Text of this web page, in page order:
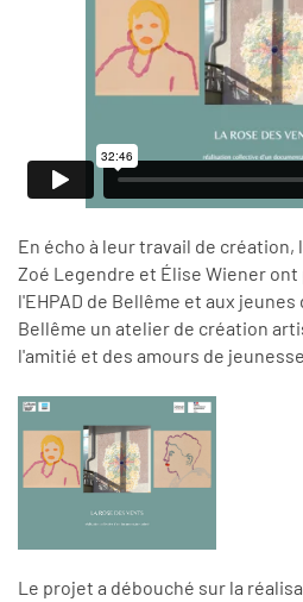
En écho à leur travail de
Zoé Legendre et Élise Wiener
l'EHPAD de Bellême et aux
Bellême un atelier de création
l'amitié et des amours de jeunesse.
Le projet a débouché sur la